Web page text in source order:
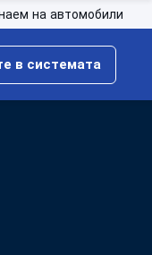
на автомобили
в системата